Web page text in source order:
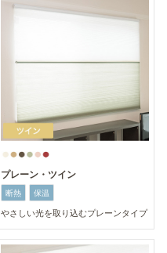
プレーン・ツイン
断熱 保温
やさしい光を取り込むプレーンタイプ